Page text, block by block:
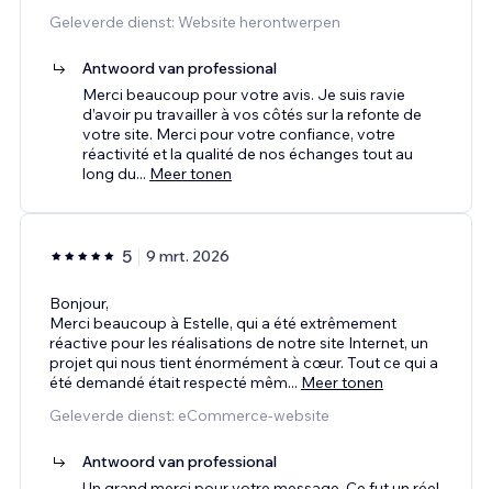
Geleverde dienst: Website herontwerpen
Antwoord van professional
Merci beaucoup pour votre avis. Je suis ravie
d’avoir pu travailler à vos côtés sur la refonte de
votre site. Merci pour votre confiance, votre
réactivité et la qualité de nos échanges tout au
long du... Meer tonen
5 9 mrt. 2026
Bonjour,
Merci beaucoup à Estelle, qui a été extrêmement
réactive pour les réalisations de notre site Internet, un
projet qui nous tient énormément à cœur. Tout ce qui a
été demandé était respecté mêm... Meer tonen
Geleverde dienst: eCommerce-website
Antwoord van professional